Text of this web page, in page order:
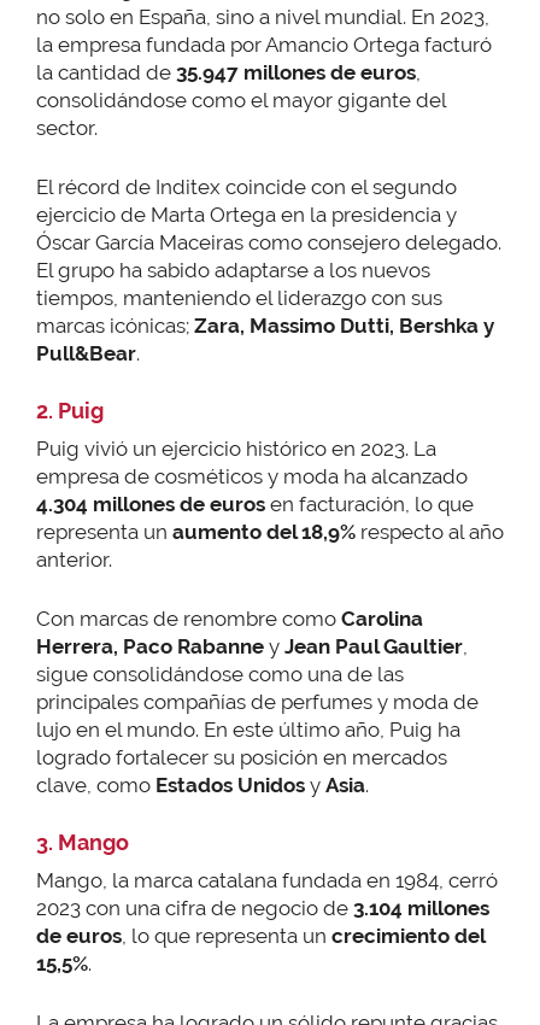
no solo en España, sino a nivel mundial. En 2023,
la empresa fundada por Amancio Ortega facturó
la cantidad de 35.947 millones de euros,
consolidándose como el mayor gigante del
sector.
El récord de Inditex coincide con el segundo
ejercicio de Marta Ortega en la presidencia y
Óscar García Maceiras como consejero delegado.
El grupo ha sabido adaptarse a los nuevos
tiempos, manteniendo el liderazgo con sus
marcas icónicas; Zara, Massimo Dutti, Bershka y
Pull&Bear.
2. Puig
Puig vivió un ejercicio histórico en 2023. La
empresa de cosméticos y moda ha alcanzado
4.304 millones de euros en facturación, lo que
representa un aumento del 18,9% respecto al año
anterior.
Con marcas de renombre como Carolina
Herrera, Paco Rabanne y Jean Paul Gaultier
sigue consolidándose como una de las
principales compañías de perfumes y moda de
lujo en el mundo. En este último año, Puig ha
logrado fortalecer su posición en mercados
clave, como Estados Unidos y Asia.
3. Mango
Mango, la marca catalana fundada en 1984, cerró
2023 con una cifra de negocio de 3.104 millones
de euros, lo que representa un crecimiento del
15,5%.